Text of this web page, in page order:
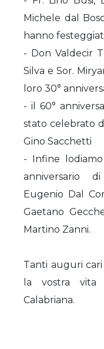
Michele dal
hanno
- Don Valdecir
Silva e Sor.
loro 30°
- il 60°
stato celebrato
Gino Sacchetti
- Infine
anniversario
Eugenio Dal
Gaetano
Martino Zanni.
Tanti auguri
la vostra vita
Calabriana.